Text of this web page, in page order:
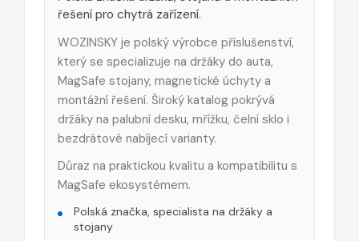
řešení pro chytrá zařízení.
WOZINSKY je polský výrobce příslušenství,
který se specializuje na držáky do auta,
MagSafe stojany, magnetické úchyty a
montážní řešení. Široký katalog pokrývá
držáky na palubní desku, mřížku, čelní sklo i
bezdrátové nabíjecí varianty.
Důraz na praktickou kvalitu a kompatibilitu s
MagSafe ekosystémem.
Polská značka, specialista na držáky a
stojany